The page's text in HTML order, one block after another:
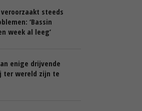
steeds
‘Bassin
week al leeg’
enige drijvende
ter wereld zijn te